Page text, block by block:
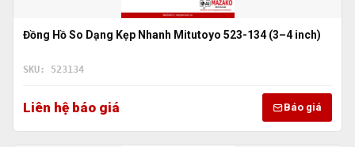
Đồng Hồ So Dạng Kẹp Nhanh Mitutoyo 523-134 (3–4 inch)
SKU: 523134
Liên hệ báo giá Báo giá